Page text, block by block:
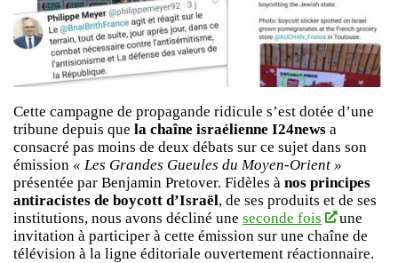
Cette campagne de propagande ridicule s’est dotée d’une
tribune depuis que la chaîne israélienne I24news a
consacré pas moins de deux débats sur ce sujet dans son
émission « Les Grandes Gueules du Moyen-Orient »
présentée par Benjamin Pretover. Fidèles à nos principes
antiracistes de boycott d’Israël, de ses produits et de ses
institutions, nous avons décliné une seconde fois
une
invitation à participer à cette émission sur une chaîne de
télévision à la ligne éditoriale ouvertement réactionnaire.